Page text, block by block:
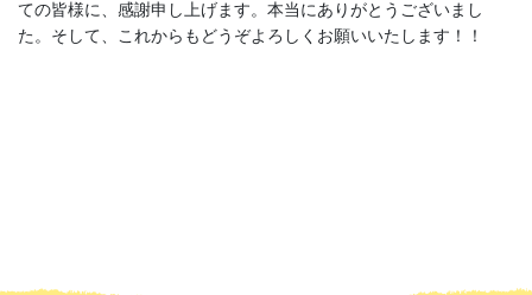
ての皆様に、感謝申し上げます。本当にありがとうございまし
た。そして、これからもどうぞよろしくお願いいたします！！